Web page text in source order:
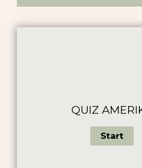
QUIZ